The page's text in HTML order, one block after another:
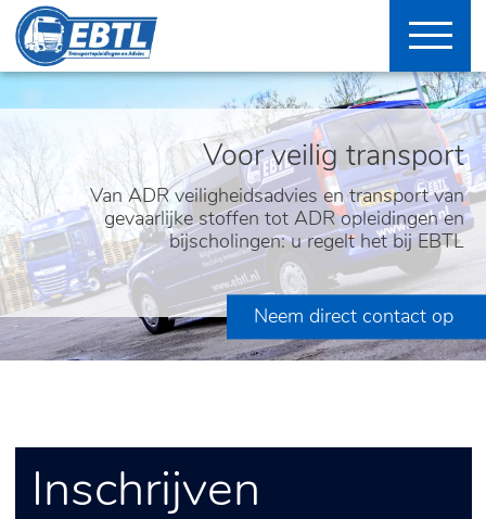
Voor veilig transport
Van ADR veiligheidsadvies en transport van
gevaarlijke stoffen tot ADR opleidingen en
bijscholingen: u regelt het bij EBTL
Neem direct contact op
Inschrijven